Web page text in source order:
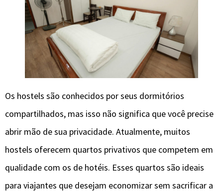
Os hostels são conhecidos por seus dormitórios
compartilhados, mas isso não significa que você precise
abrir mão de sua privacidade. Atualmente, muitos
hostels oferecem quartos privativos que competem em
qualidade com os de hotéis. Esses quartos são ideais
para viajantes que desejam economizar sem sacrificar a